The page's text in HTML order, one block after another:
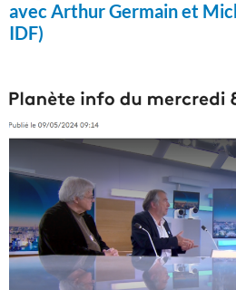
avec Arthur Germain et
IDF)